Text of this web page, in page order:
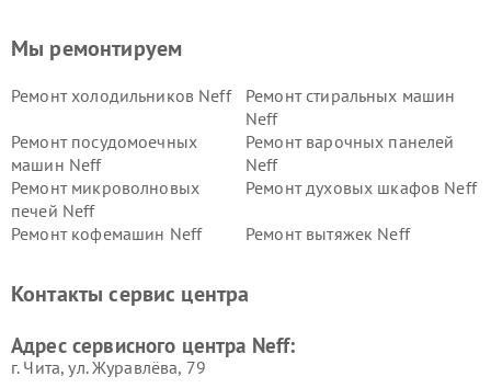
Мы ремонтируем
Ремонт холодильников Neff
Ремонт стиральных машин
Neff
Ремонт посудомоечных
машин Neff
Ремонт варочных панелей
Neff
Ремонт микроволновых
печей Neff
Ремонт духовых шкафов Neff
Ремонт кофемашин Neff Ремонт вытяжек Neff
Контакты сервис центра
Адрес сервисного центра Neff:
г. Чита, ул. Журавлёва, 79